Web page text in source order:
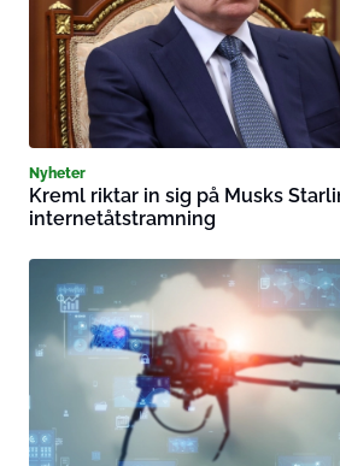
Nyheter
Kreml riktar in sig på Musks
internetåtstramning